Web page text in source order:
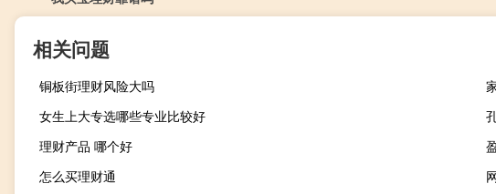
相关问题
铜板街理财风险大吗
女生上大专选哪些专业比较好
理财产品 哪个好
怎么买理财通